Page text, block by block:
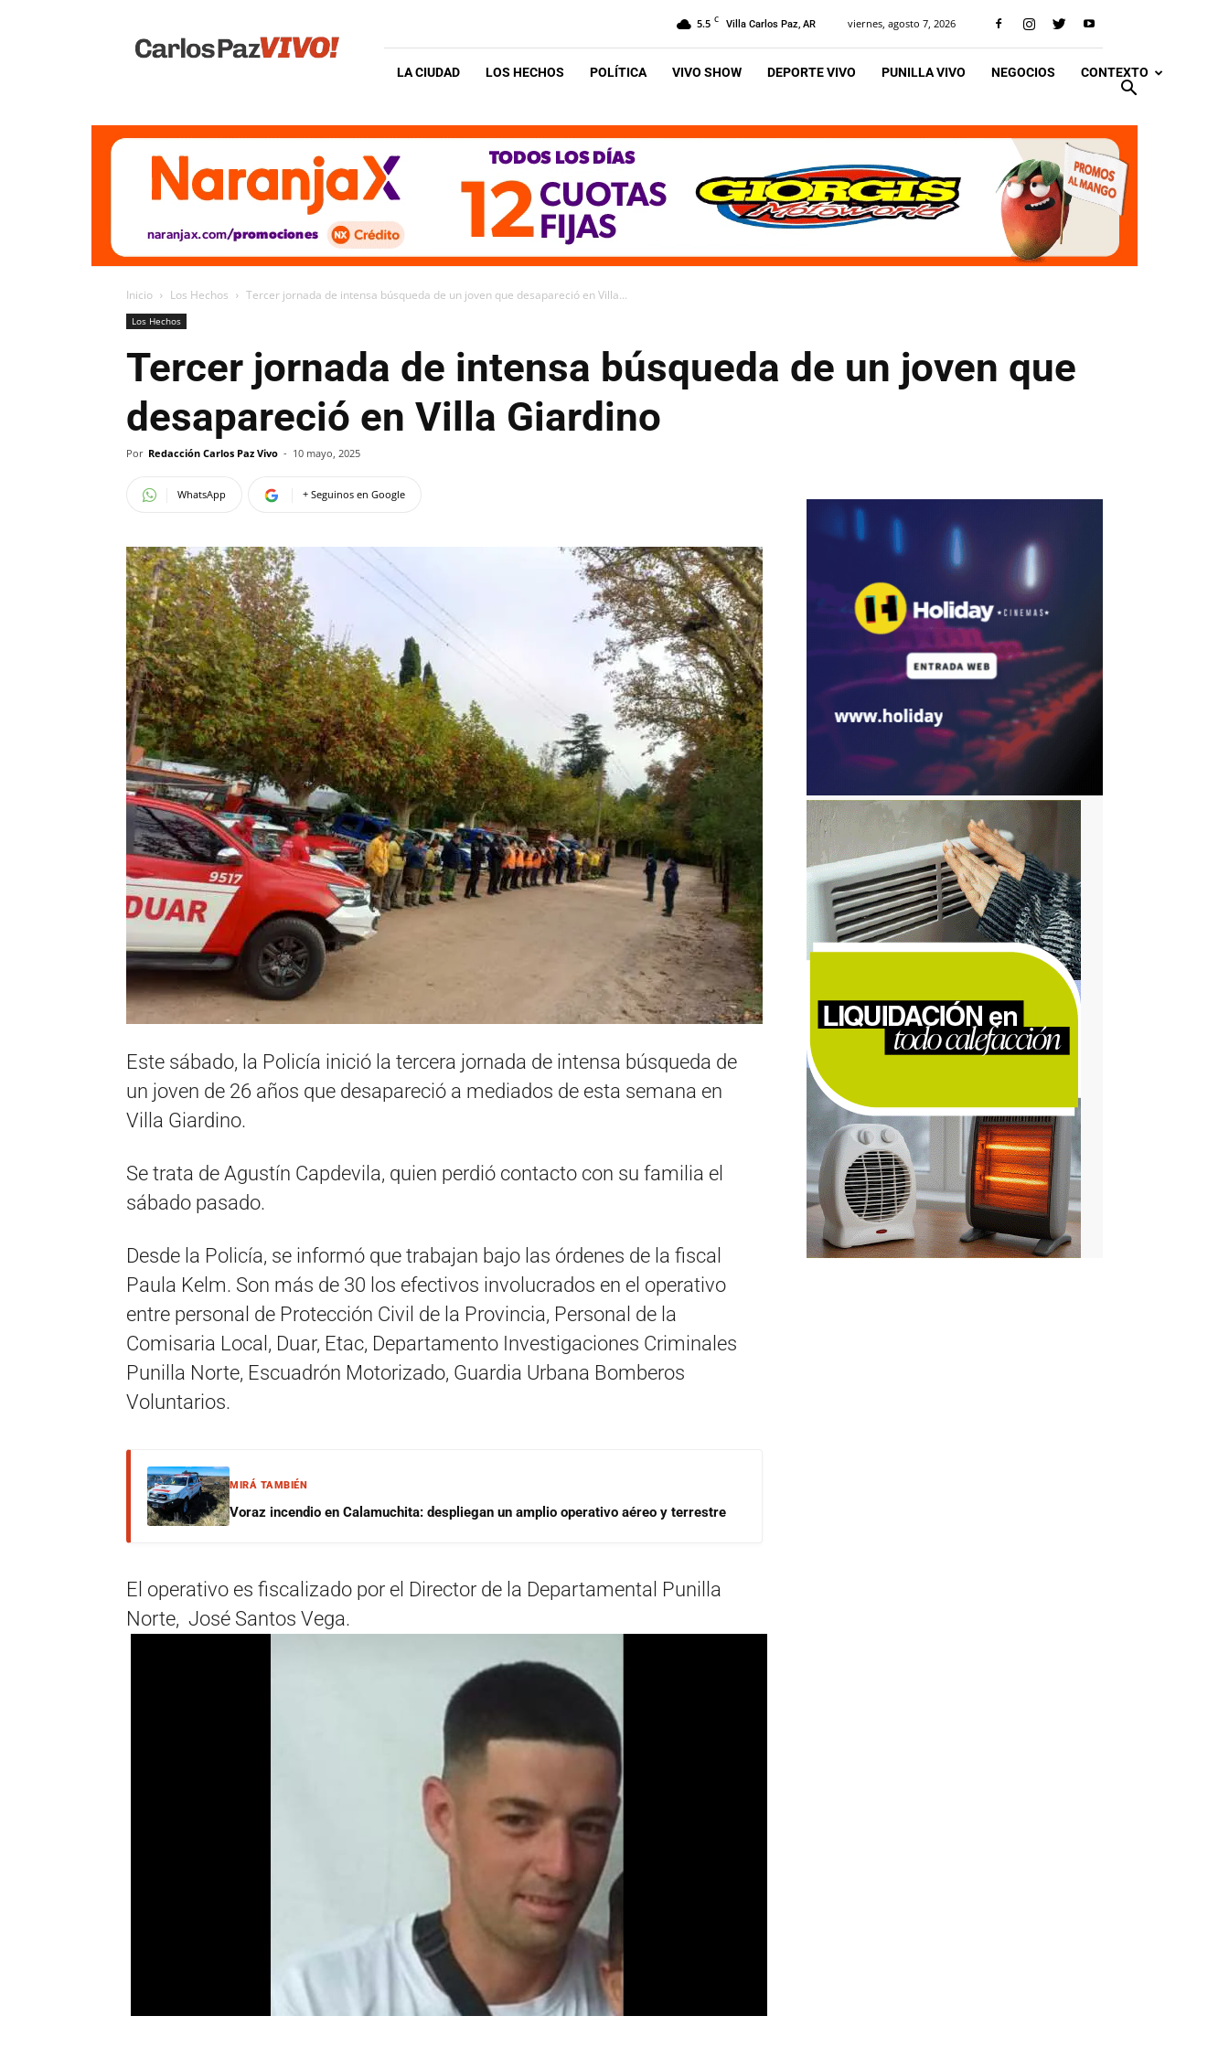
Vivo
5.5 C Villa Carlos Paz, AR viernes, agosto 7, 2026
LA CIUDAD LOS HECHOS POLÍTICA VIVO SHOW DEPORTE VIVO PUNILLA VIVO NEGOCIOS CONTEXTO
Inicio Los Hechos Tercer jornada de intensa búsqueda de un joven que desapareció en Villa...
Los Hechos
Tercer jornada de intensa búsqueda de un joven que
desapareció en Villa Giardino
Por Redacción Carlos Paz Vivo - 10 mayo, 2025
WhatsApp + Seguinos en Google
Este sábado, la Policía inició la tercera jornada de intensa búsqueda de
un joven de 26 años que desapareció a mediados de esta semana en
Villa Giardino.
Se trata de Agustín Capdevila, quien perdió contacto con su familia el
sábado pasado.
Desde la Policía, se informó que trabajan bajo las órdenes de la fiscal
Paula Kelm. Son más de 30 los efectivos involucrados en el operativo
entre personal de Protección Civil de la Provincia, Personal de la
Comisaria Local, Duar, Etac, Departamento Investigaciones Criminales
Punilla Norte, Escuadrón Motorizado, Guardia Urbana Bomberos
Voluntarios.
MIRÁ TAMBIÉN
Voraz incendio en Calamuchita: despliegan un amplio operativo aéreo y terrestre
El operativo es fiscalizado por el Director de la Departamental Punilla
Norte, José Santos Vega.